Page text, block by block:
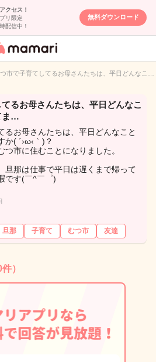
クセス！
リ限定
配信中！
無料ダウンロード
専用匿名QA
市で子育てしてるお母さんたちは、平日どんなこ…
るお母さんたちは、平日どんなこ
ま…
るお母さんたちは、平日どんなこと
か( ´›ω‹｀)？
つ市に住むことになりました。
旦那は仕事で平日は遅くまで帰って
です(￣^￣゜)
旦那 子育て むつ市 友達
）